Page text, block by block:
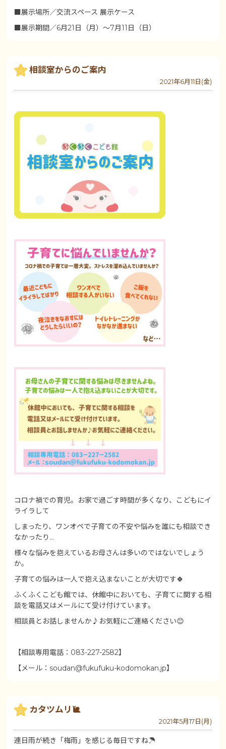
■展示場所／交流スペース 展示ケース
■展示期間／6月21日（月）～7月11日（日）
相談室からのご案内
2021年6月11日(金)
コロナ禍での育児。お家で過ごす時間が多くなり、こどもにイ
ライラして
しまったり、ワンオペで子育ての不安や悩みを誰にも相談でき
なかったり…
様々な悩みを抱えているお母さんは多いのではないでしょう
か。
子育ての悩みは一人で抱え込まないことが大切です🍀
ふくふくこども館では、休館中においても、子育てに関する相
談を電話又はメールにて受け付けています。
相談員とお話しませんか♪お気軽にご連絡ください😊
【相談専用電話：083-227-2582】
【メール：soudan@fukufuku-kodomokan.jp】
カタツムリ🐌
2021年5月17日(月)
連日雨が続き「梅雨」を感じる毎日ですね☂